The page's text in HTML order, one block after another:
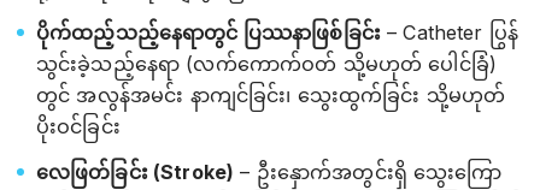
ပိုက်ထည့်သည့်နေရာတွင် ပြဿနာဖြစ်ခြင်း– Catheter ပြွန်
သွင်းခဲ့သည့်နေရာ (လက်ကောက်ဝတ် သို့မဟုတ် ပေါင်ခြံ)
တွင် အလွန်အမင်း နာကျင်ခြင်း၊ သွေးထွက်ခြင်း သို့မဟုတ်
ပိုးဝင်ခြင်း
လေဖြတ်ခြင်း (Stroke) – ဦးနှောက်အတွင်းရှိ သွေးကြော